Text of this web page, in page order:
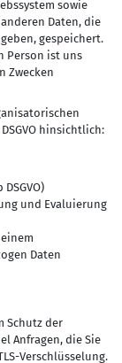
sowie
Daten, die
gespeichert.
Person ist uns
Zwecken
hinsichtlich:
und Evaluierung
Daten
Schutz der
Anfragen, die Sie
Verschlüsselung.